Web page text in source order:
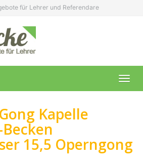
für Lehrer und Referendare
Kapelle
15,5 Operngong